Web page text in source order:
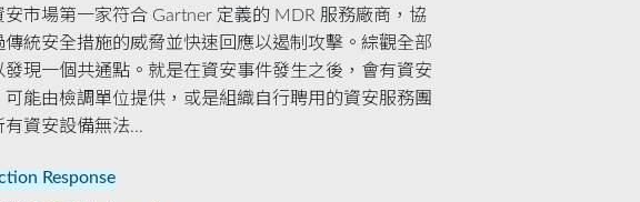
市場第一家符合 Gartner 定義的 MDR 服務廠商，協
統安全措施的威脅並快速回應以遏制攻擊。綜觀全部
發現一個共通點。就是在資安事件發生之後，會有資安
能由檢調單位提供，或是組織自行聘用的資安服務團
有資安設備無法...
Response